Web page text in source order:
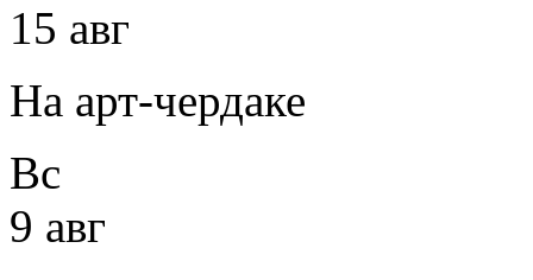
15 авг
На арт-чердаке
Вс
9 авг